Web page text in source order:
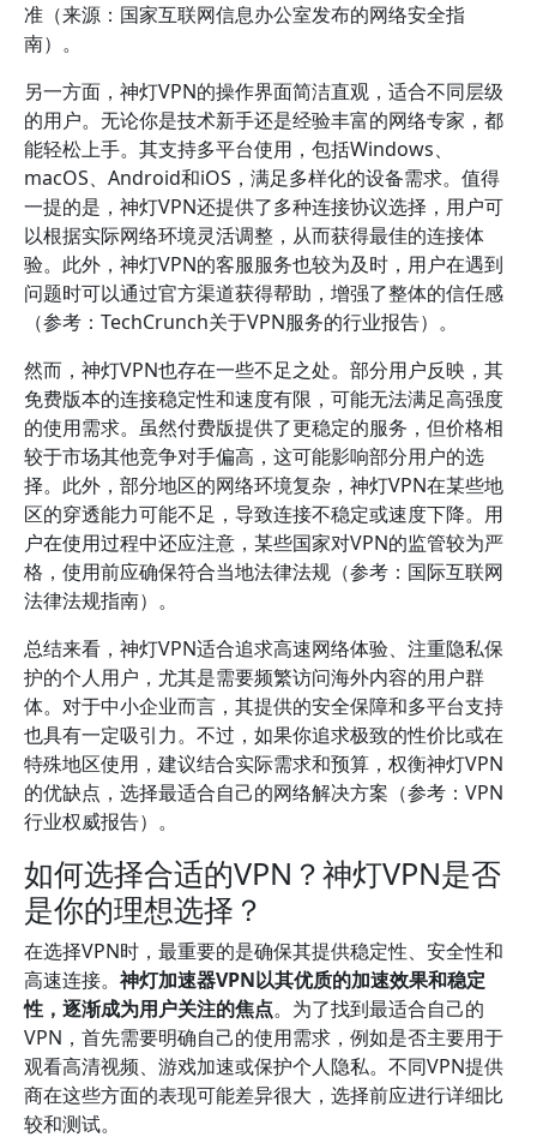
准（来源：国家互联网信息办公室发布的网络安全指
南）。
另一方面，神灯VPN的操作界面简洁直观，适合不同层级
的用户。无论你是技术新手还是经验丰富的网络专家，都
能轻松上手。其支持多平台使用，包括Windows、
macOS、Android和iOS，满足多样化的设备需求。值得
一提的是，神灯VPN还提供了多种连接协议选择，用户可
以根据实际网络环境灵活调整，从而获得最佳的连接体
验。此外，神灯VPN的客服服务也较为及时，用户在遇到
问题时可以通过官方渠道获得帮助，增强了整体的信任感
（参考：TechCrunch关于VPN服务的行业报告）。
然而，神灯VPN也存在一些不足之处。部分用户反映，其
免费版本的连接稳定性和速度有限，可能无法满足高强度
的使用需求。虽然付费版提供了更稳定的服务，但价格相
较于市场其他竞争对手偏高，这可能影响部分用户的选
择。此外，部分地区的网络环境复杂，神灯VPN在某些地
区的穿透能力可能不足，导致连接不稳定或速度下降。用
户在使用过程中还应注意，某些国家对VPN的监管较为严
格，使用前应确保符合当地法律法规（参考：国际互联网
法律法规指南）。
总结来看，神灯VPN适合追求高速网络体验、注重隐私保
护的个人用户，尤其是需要频繁访问海外内容的用户群
体。对于中小企业而言，其提供的安全保障和多平台支持
也具有一定吸引力。不过，如果你追求极致的性价比或在
特殊地区使用，建议结合实际需求和预算，权衡神灯VPN
的优缺点，选择最适合自己的网络解决方案（参考：VPN
行业权威报告）。
如何选择合适的VPN？神灯VPN是否
是你的理想选择？
在选择VPN时，最重要的是确保其提供稳定性、安全性和
高速连接。 神灯加速器VPN以其优质的加速效果和稳定
性，逐渐成为用户关注的焦点。为了找到最适合自己的
VPN，首先需要明确自己的使用需求，例如是否主要用于
观看高清视频、游戏加速或保护个人隐私。不同VPN提供
商在这些方面的表现可能差异很大，选择前应进行详细比
较和测试。